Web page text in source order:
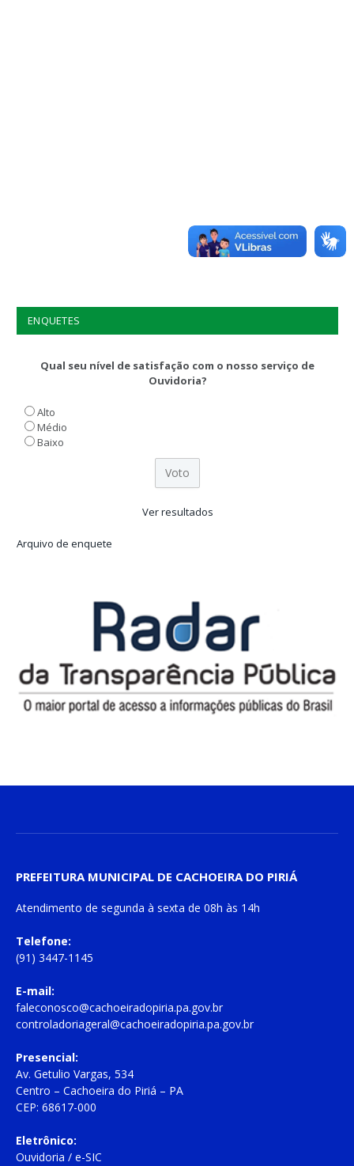
ENQUETES
Qual seu nível de satisfação com o nosso serviço de
Ouvidoria?
Alto
Médio
Baixo
Ver resultados
Arquivo de enquete
PREFEITURA MUNICIPAL DE CACHOEIRA DO PIRIÁ
Atendimento de segunda à sexta de 08h às 14h
Telefone:
(91) 3447-1145
E-mail:
faleconosco@cachoeiradopiria.pa.gov.br
controladoriageral@cachoeiradopiria.pa.gov.br
Presencial:
Av. Getulio Vargas, 534
Centro – Cachoeira do Piriá – PA
CEP: 68617-000
Eletrônico:
Ouvidoria / e-SIC